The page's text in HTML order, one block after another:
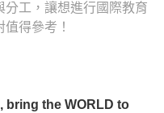
工，讓想進行國際教育
得參考！
bring the WORLD to